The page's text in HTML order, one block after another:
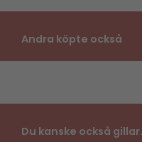
Andra köpte också
Du kanske också